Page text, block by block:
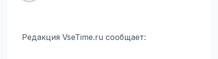
Редакция VseTime.ru сообщает: